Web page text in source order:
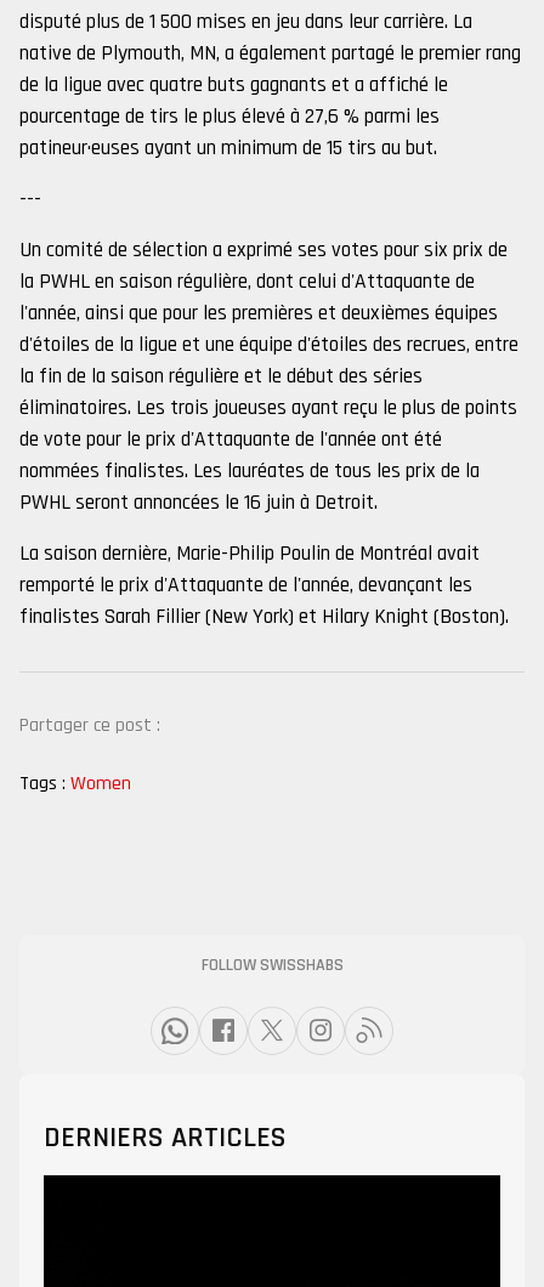
disputé plus de 1 500 mises en jeu dans leur carrière. La
native de Plymouth, MN, a également partagé le premier rang
de la ligue avec quatre buts gagnants et a affiché le
pourcentage de tirs le plus élevé à 27,6 % parmi les
patineur·euses ayant un minimum de 15 tirs au but.
---
Un comité de sélection a exprimé ses votes pour six prix de
la PWHL en saison régulière, dont celui d'Attaquante de
l'année, ainsi que pour les premières et deuxièmes équipes
d'étoiles de la ligue et une équipe d'étoiles des recrues, entre
la fin de la saison régulière et le début des séries
éliminatoires. Les trois joueuses ayant reçu le plus de points
de vote pour le prix d'Attaquante de l'année ont été
nommées finalistes. Les lauréates de tous les prix de la
PWHL seront annoncées le 16 juin à Detroit.
La saison dernière, Marie-Philip Poulin de Montréal avait
remporté le prix d'Attaquante de l'année, devançant les
finalistes Sarah Fillier (New York) et Hilary Knight (Boston).
Partager ce post :
Tags : Women
FOLLOW SWISSHABS
DERNIERS ARTICLES